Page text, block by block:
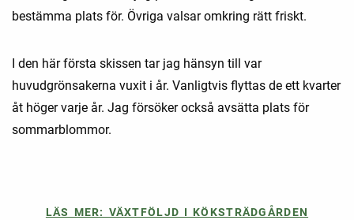
bestämma plats för. Övriga valsar omkring rätt friskt.
I den här första skissen tar jag hänsyn till var
huvudgrönsakerna vuxit i år. Vanligtvis flyttas de ett kvarter
åt höger varje år. Jag försöker också avsätta plats för
sommarblommor.
LÄS MER: VÄXTFÖLJD I KÖKSTRÄDGÅRDEN